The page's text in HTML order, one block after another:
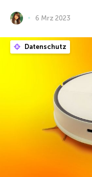
6 Mrz 2023
Datenschutz